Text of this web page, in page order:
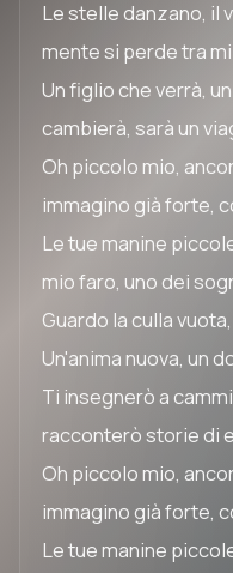
Le stelle danzano, il
mente si perde tra
Un figlio che verrà,
cambierà, sarà un
Oh piccolo mio,
immagino già forte,
Le tue manine
mio faro, uno dei
Guardo la culla
Un'anima nuova, un
Ti insegnerò a
racconterò storie di
Oh piccolo mio,
immagino già forte,
Le tue manine